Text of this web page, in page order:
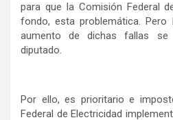
para que la Comisión Federal
fondo, esta problemática. Pero
aumento de dichas fallas se
diputado.
Por ello, es prioritario e
Federal de Electricidad